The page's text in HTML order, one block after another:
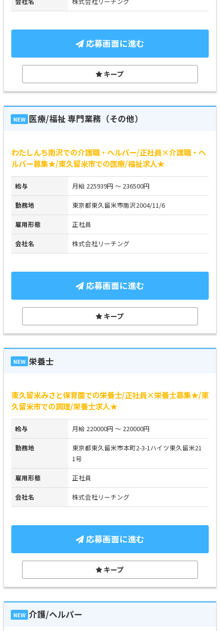
応募画面に進む
キープ
NEW 医療/福祉 専門業務（その他）
わたしんち南沢での介護職・ヘルパー/正社員×介護職・ヘ
ルパー募集★/東久留米市での医療/福祉求人★
給与 月給 225939円 ～ 236500円
勤務地 東京都東久留米市南沢2004/11/6
雇用形態 正社員
会社名 株式会社リーチング
応募画面に進む
キープ
NEW 栄養士
東久留米みさと保育園での栄養士/正社員×栄養士募集★/東
久留米市での調理/栄養士求人★
給与 月給 220000円 ～ 220000円
勤務地
東京都東久留米市本町2-3-1ハイツ東久留米21
1号
雇用形態 正社員
会社名 株式会社リーチング
応募画面に進む
キープ
NEW 介護/ヘルパー